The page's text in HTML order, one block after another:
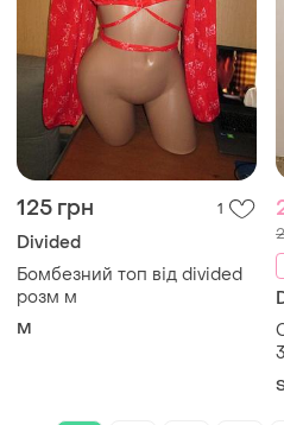
125 грн 1
Divided
Бомбезний топ від divided
розм м
M